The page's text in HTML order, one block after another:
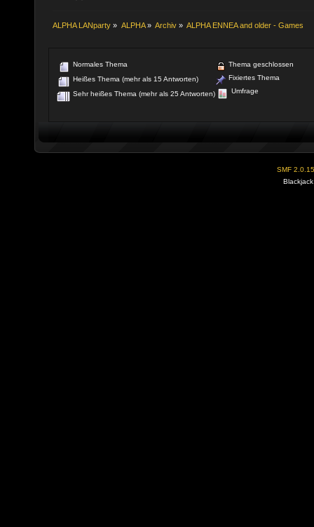
ALPHA LANparty » ALPHA» Archiv» ALPHA ENNEA and older - Games
Normales Thema
Heißes Thema (mehr als 15 Antworten)
Sehr heißes Thema (mehr als 25 Antworten)
Thema geschlossen
Fixiertes Thema
Umfrage
SMF 2.0.15